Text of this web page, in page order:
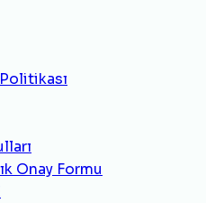
Onay Formu